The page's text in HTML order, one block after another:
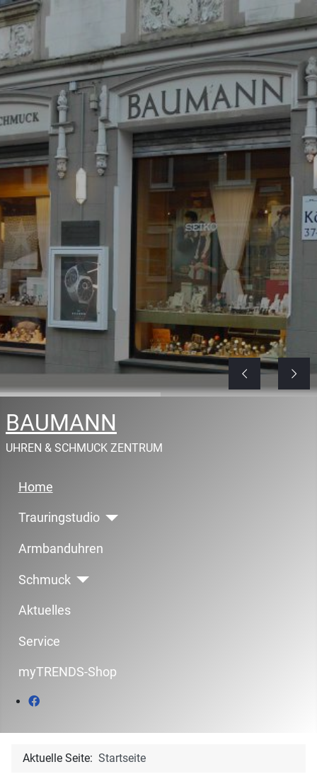
BAUMANN
UHREN & SCHMUCK ZENTRUM
Home
Trauringstudio
Armbanduhren
Schmuck
Aktuelles
Service
myTRENDS-Shop
Aktuelle Seite: Startseite